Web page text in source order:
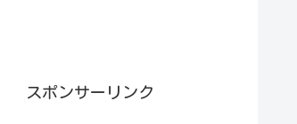
スポンサーリンク